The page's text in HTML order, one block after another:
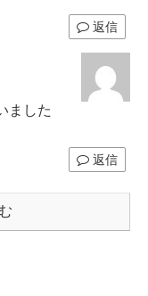
返信
ました
返信